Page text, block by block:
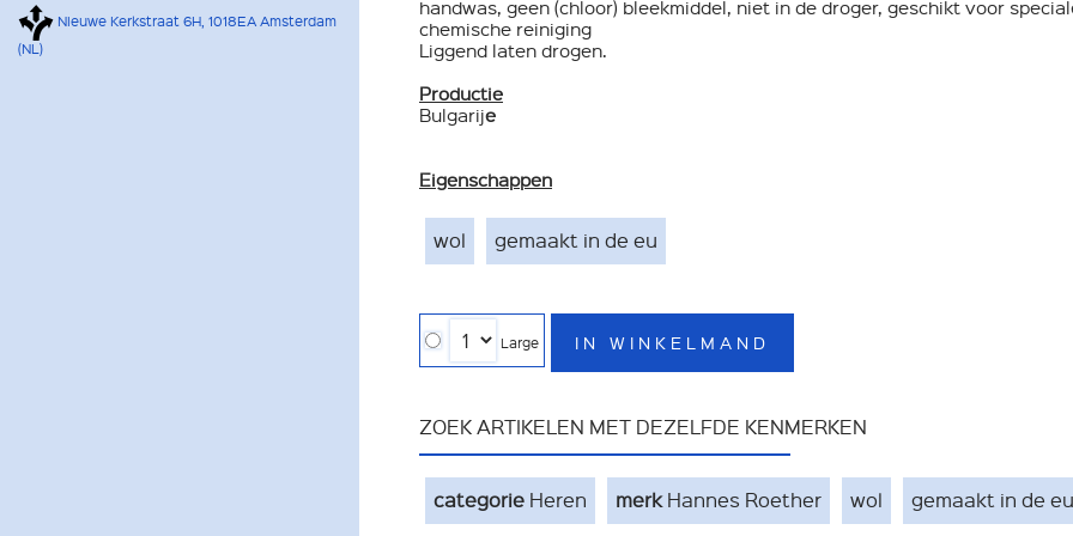
Nieuwe Kerkstraat 6H, 1018EA Amsterdam
(NL)
handwas, geen (chloor) bleekmiddel, niet in de droger, geschikt voor
chemische reiniging
Liggend laten drogen.
Productie
Bulgarije
Eigenschappen
wol gemaakt in de eu
Large IN WINKELMAND
ZOEK ARTIKELEN MET DEZELFDE KENMERKEN
categorie Heren merkHannes Roether wol gemaakt in de eu